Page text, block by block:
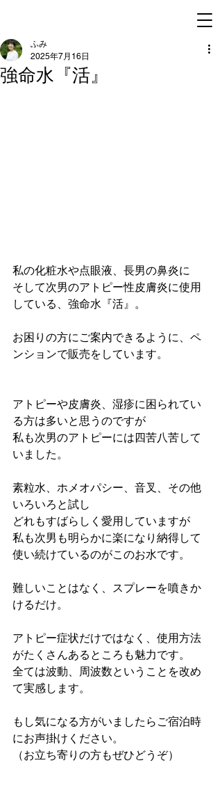
強命水『活』
ふみ
2025年7月16日
私の化粧水や点眼液、長男の鼻炎に
そして次男のアトピー性皮膚炎に使用
している、強命水『活』。
お困りの方にご案内できるように、ペ
ンションで販売をしています。
アトピーや皮膚炎、湿疹に困られてい
る方は多いと思うのですが
私も次男のアトピーには四苦八苦して
いました。
素粒水、ホメオパシー、音叉、その他
いろいろと試し
どれもすばらしく愛用していますが
私も次男も明らかに楽になり納得して
使い続けているのがこのお水です。
難しいことはなく、スプレーを噴きか
けるだけ。
アトピー症状だけではなく、使用方法
がたくさんあるところも魅力です。
全ては波動、周波数ということを改め
て実感します。
もし気になる方がいましたらご宿泊時
にお声掛けください。
（お立ち寄りの方もぜひどうぞ）